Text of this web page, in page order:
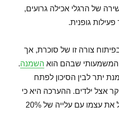
של הרגלי אכילה גרועים,
גופנית.
צורה זו של סוכרת, אך
המשמעותי שבהם הוא השמנה.
יתר לבין הסיכון לפתח
נכון בעיקר אצל ילדים. ההערכה היא כי
הסיכוי לפתח סוכרת מכפיל את עצמו עם עלייה של 20%